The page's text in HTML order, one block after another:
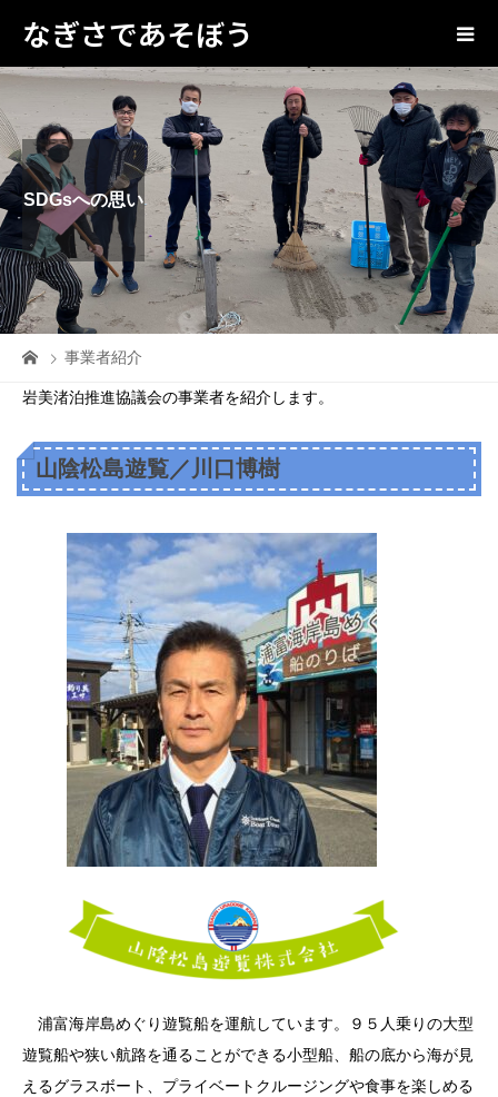
なぎさであそぼう
SDGsへの思い
事業者紹介
岩美渚泊推進協議会の事業者を紹介します。
山陰松島遊覧／川口博樹
浦富海岸島めぐり遊覧船を運航しています。９５人乗りの大型
遊覧船や狭い航路を通ることができる小型船、船の底から海が見
えるグラスボート、プライベートクルージングや食事を楽しめる